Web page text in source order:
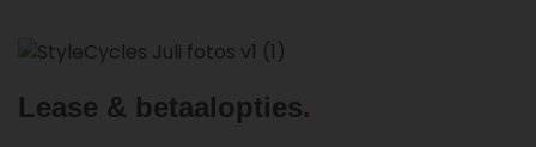
Lease & betaalopties